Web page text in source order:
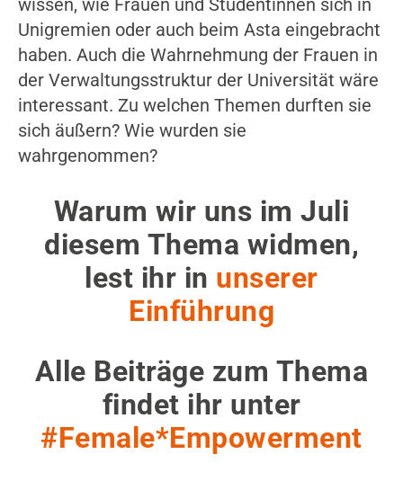
wissen, wie Frauen und Studentinnen sich in
Unigremien oder auch beim Asta eingebracht
haben. Auch die Wahrnehmung der Frauen in
der Verwaltungsstruktur der Universität wäre
interessant. Zu welchen Themen durften sie
sich äußern? Wie wurden sie
wahrgenommen?
Warum wir uns im Juli
diesem Thema widmen,
lest ihr in unserer
Einführung
Alle Beiträge zum Thema
findet ihr unter
#Female*Empowerment